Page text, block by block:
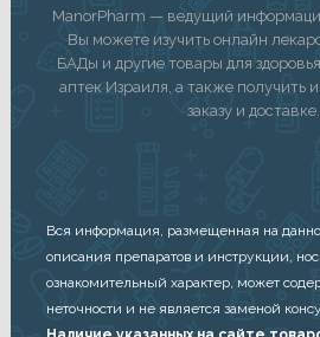
ManorPharm — ведущий
Вы можете изучить онлайн
БАДы и другие товары для
аптек Израиля, а также получить
заказу и доставке.
Вся информация, размещенная на
описания препаратов и инструкции,
ознакомительный характер, может
неточности и не является заменой